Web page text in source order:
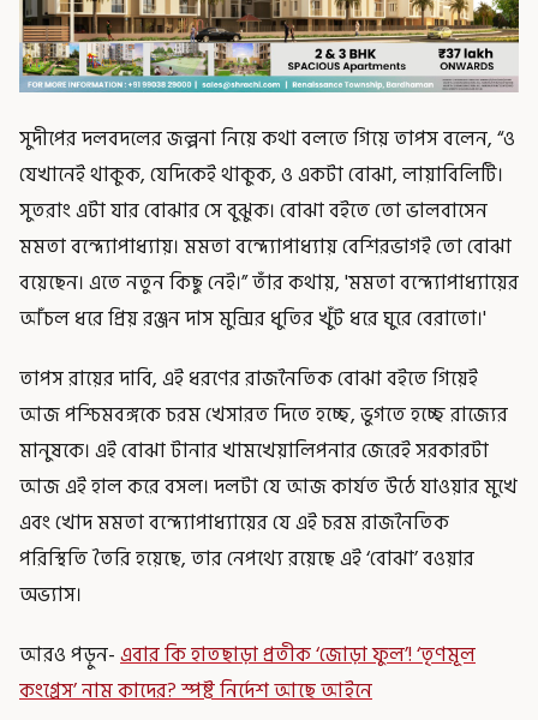
সুদীপের দলবদলের জল্পনা নিয়ে কথা বলতে গিয়ে তাপস বলেন, “ও
যেখানেই থাকুক, যেদিকেই থাকুক, ও একটা বোঝা, লায়াবিলিটি।
সুতরাং এটা যার বোঝার সে বুঝুক। বোঝা বইতে তো ভালবাসেন
মমতা বন্দ্যোপাধ্যায়। মমতা বন্দ্যোপাধ্যায় বেশিরভাগই তো বোঝা
বয়েছেন। এতে নতুন কিছু নেই।” তাঁর কথায়, 'মমতা বন্দ্যোপাধ্যায়ের
আঁচল ধরে প্রিয় রঞ্জন দাস মুন্সির ধুতির খুঁট ধরে ঘুরে বেরাতো।'
তাপস রায়ের দাবি, এই ধরণের রাজনৈতিক বোঝা বইতে গিয়েই
আজ পশ্চিমবঙ্গকে চরম খেসারত দিতে হচ্ছে, ভুগতে হচ্ছে রাজ্যের
মানুষকে। এই বোঝা টানার খামখেয়ালিপনার জেরেই সরকারটা
আজ এই হাল করে বসল। দলটা যে আজ কার্যত উঠে যাওয়ার মুখে
এবং খোদ মমতা বন্দ্যোপাধ্যায়ের যে এই চরম রাজনৈতিক
পরিস্থিতি তৈরি হয়েছে, তার নেপথ্যে রয়েছে এই ‘বোঝা’ বওয়ার
অভ্যাস।
আরও পড়ুন-এবার কি হাতছাড়া প্রতীক ‘জোড়া ফুল’! ‘তৃণমূল
কংগ্রেস’ নাম কাদের? স্পষ্ট নির্দেশ আছে আইনে